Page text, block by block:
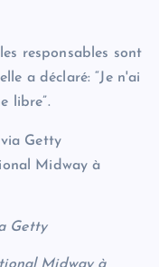
responsables sont
a déclaré: “Je n'ai
libre”.
Getty
Midway à